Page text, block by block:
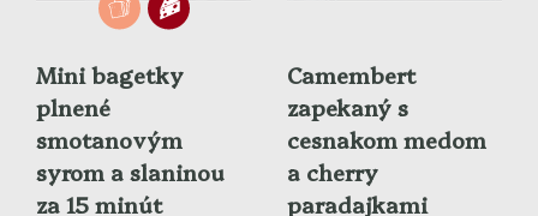
Mini bagetky
plnené
smotanovým
syrom a slaninou
za 15 minút
Camembert
zapekaný s
cesnakom medom
a cherry
paradajkami